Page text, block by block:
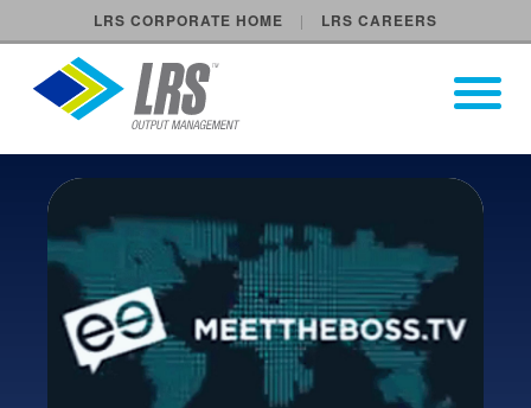
LRS CORPORATE HOME LRS CAREERS
LRS Output Management
Main Navigation
Open